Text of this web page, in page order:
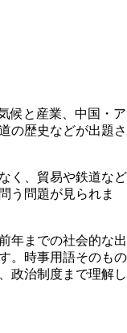
候と産業、中国・ア
の歴史などが出題さ
く、貿易や鉄道など
う問題が見られま
年までの社会的な出
。時事用語そのもの
政治制度まで理解し